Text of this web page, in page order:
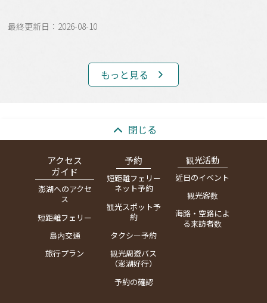
最終更新日：2026-08-10
もっと見る
閉じる
アクセス
ガイド
澎湖へのアクセ
ス
短距離フェリー
島内交通
旅行プラン
予約
短距離フェリー
ネット予約
観光スポット予
約
タクシー予約
観光周遊バス
（澎湖好行）
予約の確認
観光活動
近日のイベント
観光客数
海路・空路によ
る来訪者数